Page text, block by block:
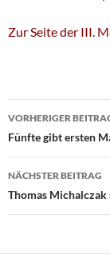
Zur Seite der III.
VORHERIGER
Fünfte gibt ersten
NÄCHSTER BEITRAG
Thomas Michalczak